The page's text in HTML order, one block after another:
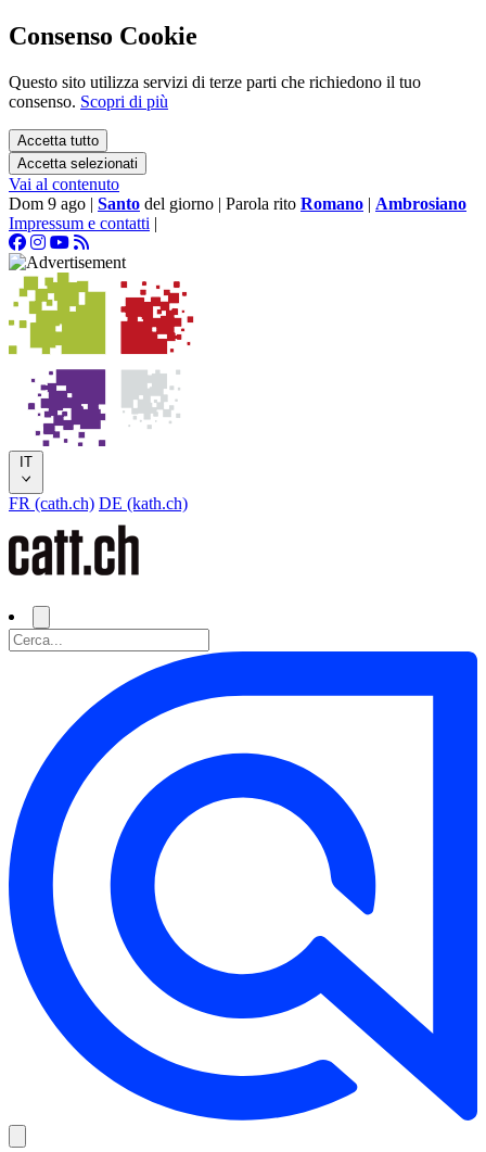
Consenso Cookie
Questo sito utilizza servizi di terze parti che richiedono il tuo
consenso. Scopri di più
Accetta tutto
Accetta selezionati
Vai al contenuto
Dom 9 ago | Santo del giorno | Parola rito Romano | Ambrosiano
Impressum e contatti |
IT
FR (cath.ch) DE (kath.ch)